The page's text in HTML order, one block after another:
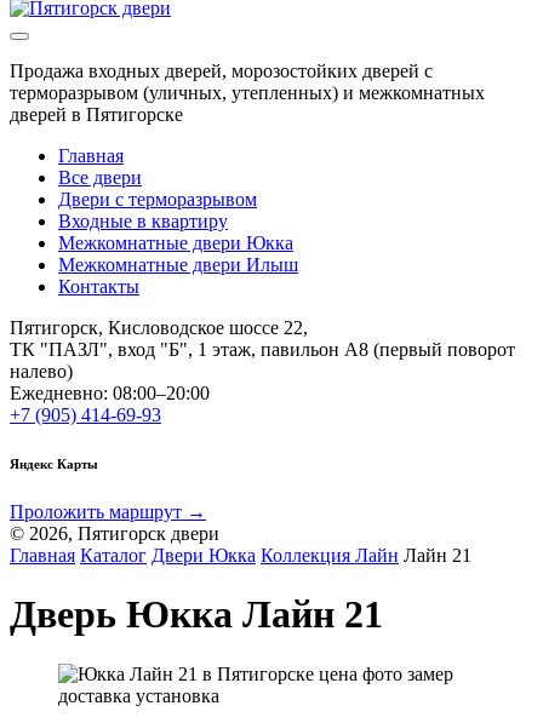
Продажа входных дверей, морозостойких дверей с
терморазрывом (уличных, утепленных) и межкомнатных
дверей в Пятигорске
Главная
Все двери
Двери с терморазрывом
Входные в квартиру
Межкомнатные двери Юкка
Межкомнатные двери Илыш
Контакты
Пятигорск, Кисловодское шоссе 22,
ТК "ПАЗЛ", вход "Б", 1 этаж, павильон А8 (первый поворот
налево)
Ежедневно: 08:00–20:00
+7 (905) 414-69-93
Яндекс Карты
Проложить маршрут →
© 2026, Пятигорск двери
Главная Каталог Двери Юкка Коллекция Лайн Лайн 21
Дверь Юкка Лайн 21